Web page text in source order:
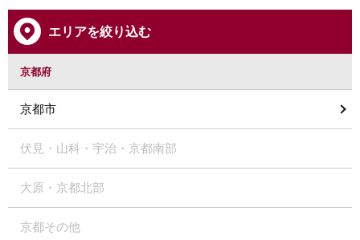
エリアを絞り込む
京都府
京都市
伏見・山科・宇治・京都南部
大原・京都北部
京都その他